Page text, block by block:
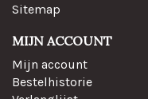
Sitemap
MIJN ACCOUNT
Mijn account
Bestelhistorie